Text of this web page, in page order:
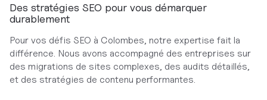
Des stratégies SEO pour vous démarquer
durablement
Pour vos défis SEO à Colombes, notre expertise fait la
différence. Nous avons accompagné des entreprises sur
des migrations de sites complexes, des audits détaillés,
et des stratégies de contenu performantes.